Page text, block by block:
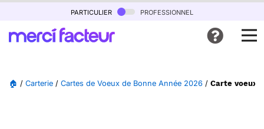
particulier professionnel
🏠 / Carterie / Cartes de Voeux de Bonne Année 2026 / Carte voeux